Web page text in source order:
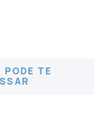
PODE TE